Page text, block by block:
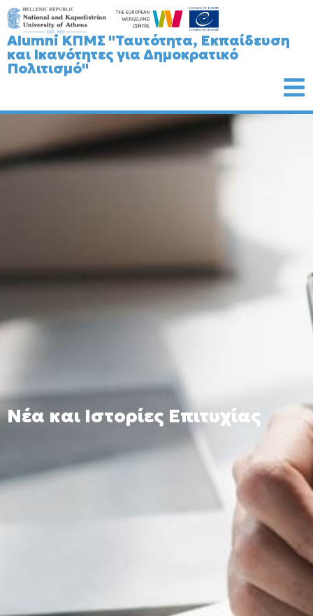
Alumni ΚΠΜΣ "Ταυτότητα, Εκπαίδευση
και Ικανότητες για Δημοκρατικό
Πολιτισμό"
Νέα και Ιστορίες Επιτυχίας